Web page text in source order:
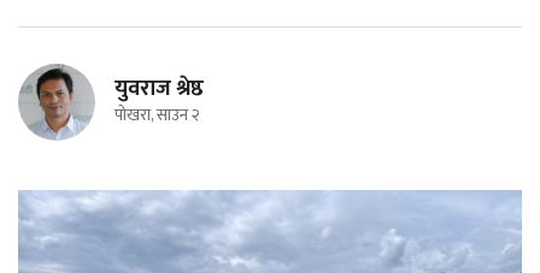
युवराज श्रेष्ठ
पोखरा, साउन २